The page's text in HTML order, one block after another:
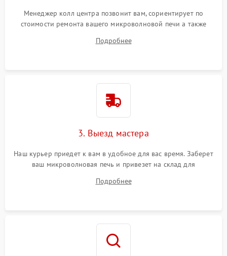
Менеджер колл центра позвонит вам, сориентирует по
стоимости ремонта вашего микроволновой печи а также
Подробнее
3. Выезд мастера
Наш курьер приедет к вам в удобное для вас время. Заберет
ваш микроволновая печь и привезет на склад для
Подробнее